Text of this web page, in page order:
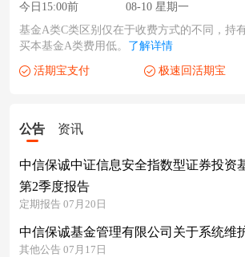
今日15:00前 08-10 星期一
基金A类C类区别仅在于收费方式的不同，持
买本基金A类费用低。 了解详情
活期宝支付 极速回活期宝
公告 资讯
中信保诚中证信息安全指数型证券投资
第2季度报告
定期报告 07月20日
中信保诚基金管理有限公司关于系统维
其他公告 07月17日